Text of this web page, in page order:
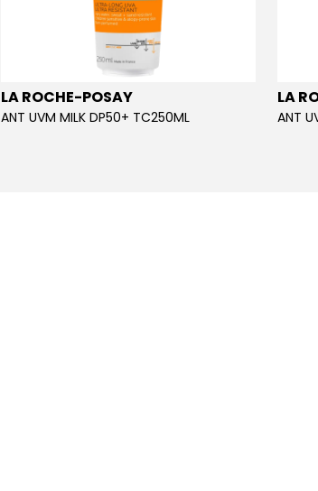
LA ROCHE-POSAY
ANT UVM MILK DP50+ TC250ML
LA
ANT